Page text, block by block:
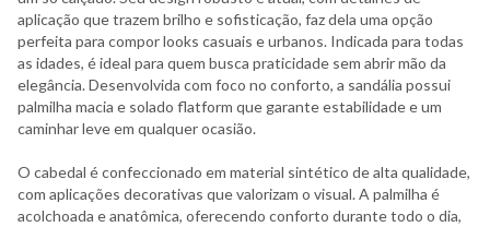
aplicação que trazem brilho e sofisticação, faz dela uma opção
perfeita para compor looks casuais e urbanos. Indicada para todas
as idades, é ideal para quem busca praticidade sem abrir mão da
elegância. Desenvolvida com foco no conforto, a sandália possui
palmilha macia e solado flatform que garante estabilidade e um
caminhar leve em qualquer ocasião.
O cabedal é confeccionado em material sintético de alta qualidade,
com aplicações decorativas que valorizam o visual. A palmilha é
acolchoada e anatômica, oferecendo conforto durante todo o dia,